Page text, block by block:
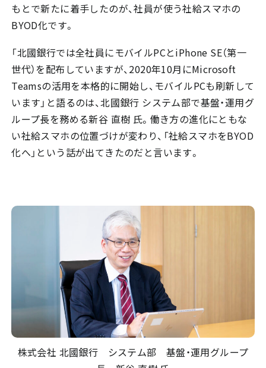
もとで新たに着手したのが、社員が使う社給スマホの
BYOD化です。
「北國銀行では全社員にモバイルPCとiPhone SE（第一
世代）を配布していますが、2020年10月にMicrosoft
Teamsの活用を本格的に開始し、モバイルPCも刷新して
います」と語るのは、北國銀行 システム部で基盤・運用グ
ループ長を務める新谷 直樹 氏。働き方の進化にともな
い社給スマホの位置づけが変わり、「社給スマホをBYOD
化へ」という話が出てきたのだと言います。
株式会社 北國銀行 システム部 基盤・運用グループ